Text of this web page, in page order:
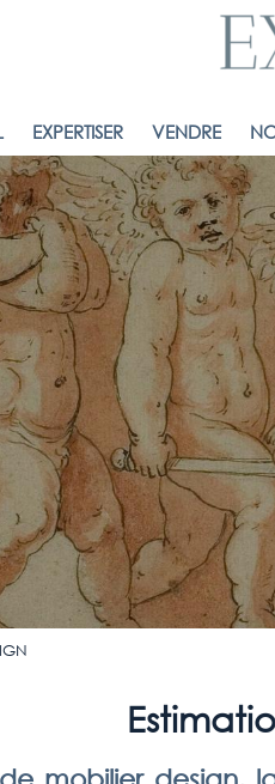
EXPERTISER VENDRE